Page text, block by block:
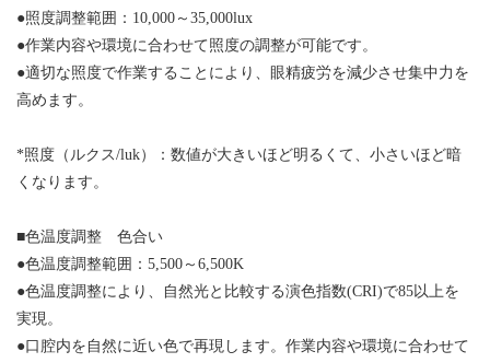
●照度調整範囲：10,000～35,000lux
●作業内容や環境に合わせて照度の調整が可能です。
●適切な照度で作業することにより、眼精疲労を減少させ集中力を
高めます。
*照度（ルクス/luk）：数値が大きいほど明るくて、小さいほど暗
くなります。
■色温度調整 色合い
●色温度調整範囲：5,500～6,500K
●色温度調整により、自然光と比較する演色指数(CRI)で85以上を
実現。
●口腔内を自然に近い色で再現します。作業内容や環境に合わせて